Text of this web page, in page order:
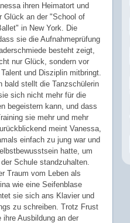
ihren Heimatort und
Glück an der "School of
in New York. Die
sie die Aufnahmeprüfung
besteht zeigt,
nur Glück, sondern vor
und Disziplin mitbringt.
bald stellt die Tanzschülerin
sich nicht mehr für die
begeistern kann, und dass
sie mehr und mehr
meint Vanessa,
einfach zu jung war und
hatte, um
Schule standzuhalten.
Traum vom Leben als
wie eine Seifenblase
sie sich ans Klavier und
zu schreiben. Trotz Frust
ihre Ausbildung an der